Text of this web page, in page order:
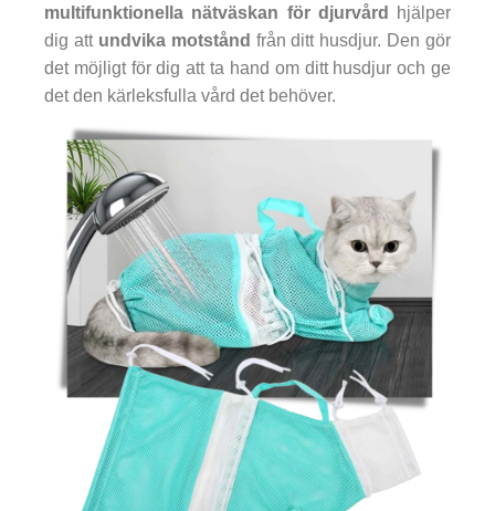
multifunktionella nätväskan för djurvård
hjälper
dig att undvika motstånd från ditt husdjur. Den gör
det möjligt för dig att ta hand om ditt husdjur och ge
det den kärleksfulla vård det behöver.